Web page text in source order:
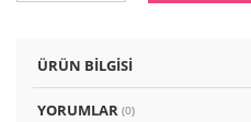
ÜRÜN BILGISI
YORUMLAR (0)